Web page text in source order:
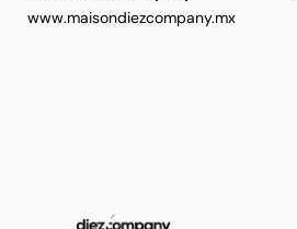
www.maisondiezcompany.mx